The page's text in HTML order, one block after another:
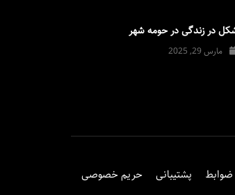
در زندگی در حومه شهر
مارس 29, 2025
پشتیبانی حریم خصوصی